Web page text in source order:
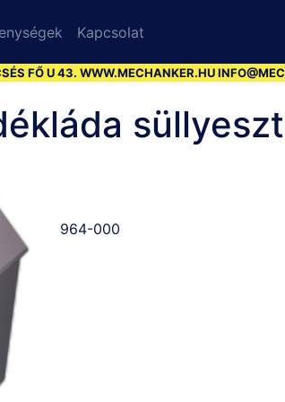
Kapcsolat
FŐ U 43. WWW.MECHANKER.HU
964-000